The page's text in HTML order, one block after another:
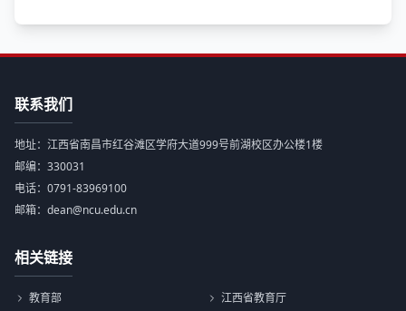
联系我们
地址：江西省南昌市红谷滩区学府大道999号前湖校区办公楼1楼
邮编：330031
电话：0791-83969100
邮箱：dean@ncu.edu.cn
相关链接
教育部
江西省教育厅